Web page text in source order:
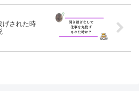
げされた時